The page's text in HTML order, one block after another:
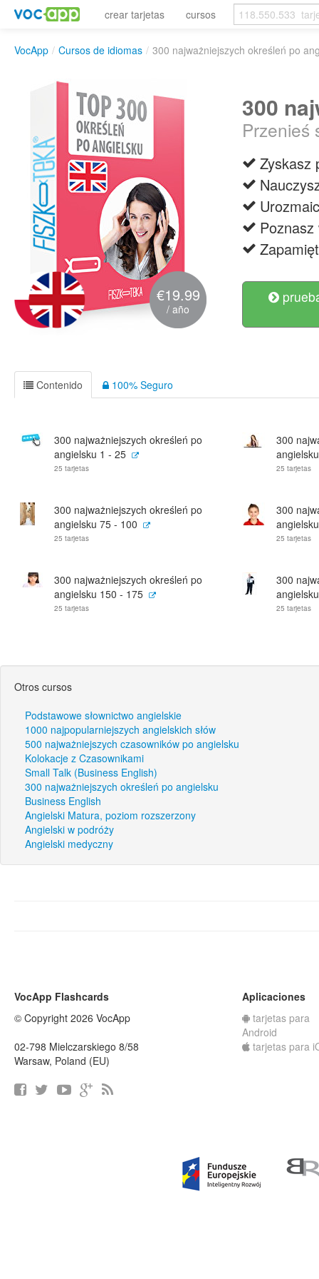
crear tarjetas cursos
VocApp / Cursos de idiomas / 300 najważniejszych określeń po
€19.99
/ año
300
Przenieś
Zyskasz
Poznasz
Contenido 100% Seguro
300 najważniejszych określeń po
angielsku 1 - 25
25 tarjetas
300
25 tarjetas
300 najważniejszych określeń po
angielsku 75 - 100
25 tarjetas
300
25 tarjetas
300 najważniejszych określeń po
angielsku 150 - 175
25 tarjetas
300
25 tarjetas
Otros cursos
Podstawowe słownictwo angielskie
1000 najpopularniejszych angielskich słów
500 najważniejszych czasowników po angielsku
Kolokacje z Czasownikami
Small Talk (Business English)
300 najważniejszych określeń po angielsku
Business English
Angielski Matura, poziom rozszerzony
Angielski w podróży
Angielski medyczny
VocApp Flashcards
© Copyright 2026 VocApp
02-798 Mielczarskiego 8/58
Warsaw, Poland (EU)
Aplicaciones
tarjetas para
Android
tarjetas para